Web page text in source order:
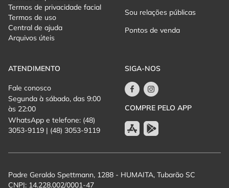
DOCUMENTOS NÃO ACEITOS
Para fins de acesso ao evento, não serão aceitos:
- Receitas médicas
- Declarações sem CID
- Documentos ilegíveis, rasurados ou vencidos
- Fotografias ou cópias digitais não verificáveis
- Comprovação de condição temporária (ex: fraturas, cirurgias
recentes, mobilidade reduzida momentânea)
VALIDAÇÃO NO ACESSO
entrada.
Termos de privacidade facial
Termos de uso
Central de ajuda
Arquivos úteis
Sou relações públicas
Pontos de venda
ATENDIMENTO
Fale conosco
Segunda à sábado, das 9:00
às 22:00
WhatsApp e telefone: (48)
3053-9119 | (48) 3053-9119
SIGA-NOS
COMPRE PELO APP
Padre Geraldo Spettmann, 1288 - HUMAITA, Tubarão SC
CNPJ: 14.228.002/0001-47